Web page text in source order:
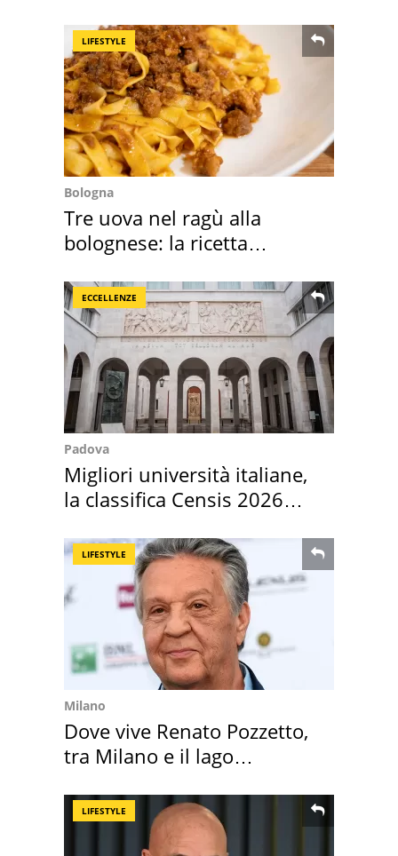
LIFESTYLE
Bologna
Tre uova nel ragù alla
bolognese: la ricetta
ECCELLENZE
Padova
Migliori università italiane,
la classifica Censis 2026
LIFESTYLE
Milano
Dove vive Renato Pozzetto,
tra Milano e il lago
LIFESTYLE